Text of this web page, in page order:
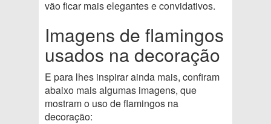
vão ficar mais elegantes e convidativos.
Imagens de flamingos
usados na decoração
E para lhes inspirar ainda mais, confiram
abaixo mais algumas imagens, que
mostram o uso de flamingos na
decoração: